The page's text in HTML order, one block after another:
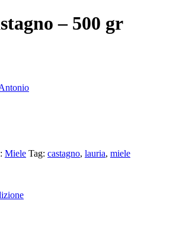
– 500 gr
Miele Tag: castagno, lauria, miele